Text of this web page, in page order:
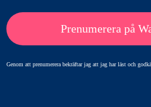
Prenumerera på
Genom att prenumerera bekräftar jag att jag har läst och